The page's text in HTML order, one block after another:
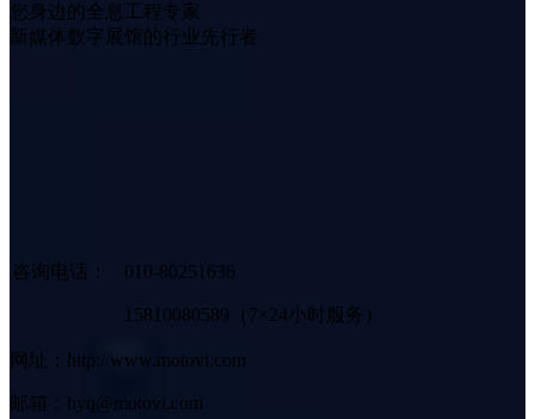
您身边的全息工程专家
新媒体数字展馆的行业先行者
咨询电话： 010-80251636
15810080589（7×24小时服务）
网址：http://www.motovi.com
邮箱：hyq@motovi.com